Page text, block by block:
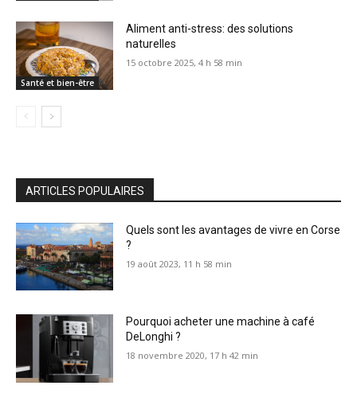
Santé et bien-être
Aliment anti-stress: des solutions
naturelles
15 octobre 2025, 4 h 58 min
ARTICLES POPULAIRES
Quels sont les avantages de vivre en Corse
?
19 août 2023, 11 h 58 min
Pourquoi acheter une machine à café
DeLonghi ?
18 novembre 2020, 17 h 42 min